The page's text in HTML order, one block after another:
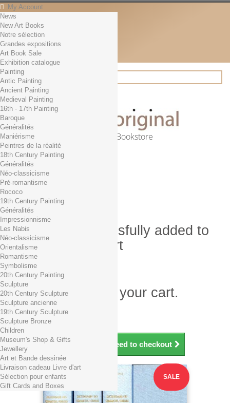
My Account
Contact
English
English
Français
News
Search
Online Art Bookstore
Cart (empty)
No products
Free shipping!
0,00 € Total
Check out
Product successfully added to
your shopping cart
Quantity
Total
There is 1 item in your cart.
Total products (tax incl.)
Total shipping TTC
Total (tax incl.)
Continue shopping Proceed to checkout
News
New Art Books
Notre sélection
Grandes expositions
Art Book Sale
Exhibition catalogue
Painting
Antic Painting
Ancient Painting
Medieval Painting
16th - 17th Painting
Baroque
Généralités
Maniérisme
Peintres de la réalité
18th Century Painting
Généralités
Néo-classicisme
Pré-romantisme
Rococo
19th Century Painting
Généralités
Impressionnisme
Les Nabis
Néo-classicisme
Orientalisme
Romantisme
Symbolisme
20th Century Painting
Sculpture
20th Century Sculpture
Sculpture ancienne
19th Century Sculpture
Sculpture Bronze
Children
Museum's Shop & Gifts
Jewellery
Art et Bande dessinée
Livraison cadeau Livre d'art
Sélection pour enfants
Gift Cards and Boxes
SALE